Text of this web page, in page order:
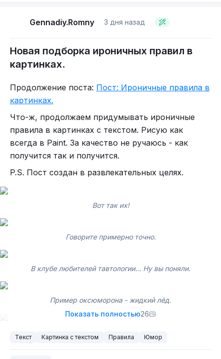
Gennadiy.Romny 3 дня назад
Новая подборка ироничных правил в
картинках.
Продолжение поста: Пост: Ироничные правила в
картинках.
Что-ж, продолжаем придумывать ироничные
правила в картинках с текстом. Рисую как
всегда в Paint. За качество не ручаюсь - как
получится так и получится.
P.S. Пост создан в развлекательных целях.
Вот так их!
Говорите примерно точно.
В клубе любителей тавтологии... Ну вы поняли.
Пример оксюморона - жидкий лёд.
Слово трудновыговариваемое - трудновыговариваемое.
Показать полностью26
Текст Картинка с текстом Правила Юмор